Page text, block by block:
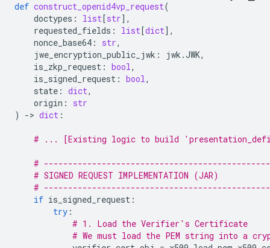
def construct_openid4vp_request(
doctypes : list[str],
requested_fields : list[dict],
nonce_base64 : str,
jwe_encryption_public_jwk : jwk .JWK,
is_zkp_request : bool,
is_signed_request : bool,
state : dict,
origin :
str
)
-> dict :
# ... [Existing logic to build
#
# SIGNED REQUEST IMPLEMENTATION (JAR)
#
if is_signed_request :
try :
# 1. Load the Verifier's Certificate
# We must load the PEM string into a